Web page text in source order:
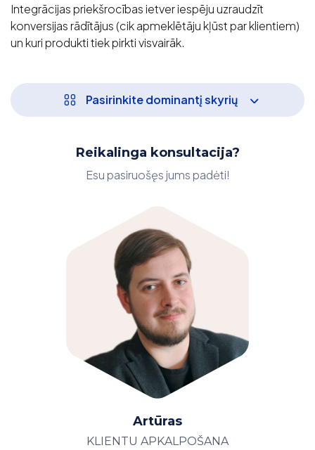
Integrācijas priekšrocības ietver iespēju uzraudzīt
konversijas rādītājus (cik apmeklētāju kļūst par klientiem)
un kuri produkti tiek pirkti visvairāk.
Pasirinkite dominantį skyrių
Reikalinga konsultacija?
Esu pasiruošęs jums padėti!
Artūras
KLIENTU APKALPOŠANA